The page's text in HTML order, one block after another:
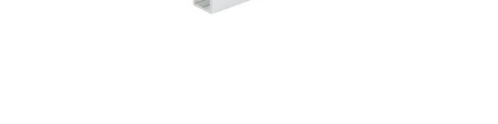
INSPIRATIONS ET NOUVEAUTÉS